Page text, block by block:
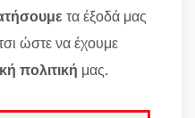
τα έξοδά μας
ώστε να έχουμε
πολιτική μας.